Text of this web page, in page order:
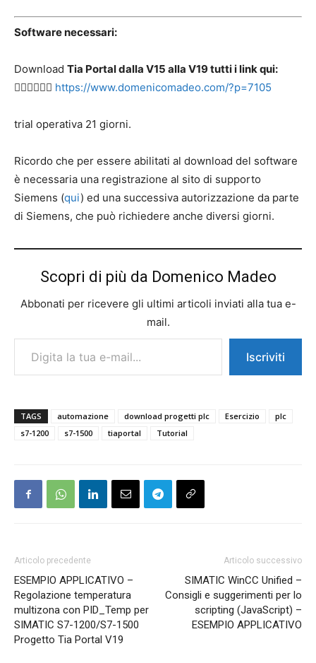
Software necessari:
Download Tia Portal dalla V15 alla V19 tutti i link qui:
👉🏻👉🏻👉🏻 https://www.domenicomadeo.com/?p=7105
trial operativa 21 giorni.
Ricordo che per essere abilitati al download del software
è necessaria una registrazione al sito di supporto
Siemens (qui) ed una successiva autorizzazione da parte
di Siemens, che può richiedere anche diversi giorni.
Scopri di più da Domenico Madeo
Abbonati per ricevere gli ultimi articoli inviati alla tua e-
mail.
Digita la tua e-mail...
Iscriviti
TAGS automazione download progetti plc Esercizio
plc
s7-1200
s7-1500 tiaportal Tutorial
Articolo precedente
ESEMPIO APPLICATIVO –
Regolazione temperatura
multizona con PID_Temp per
SIMATIC S7-1200/S7-1500
Progetto Tia Portal V19
Articolo successivo
SIMATIC WinCC Unified –
Consigli e suggerimenti per lo
scripting (JavaScript) –
ESEMPIO APPLICATIVO